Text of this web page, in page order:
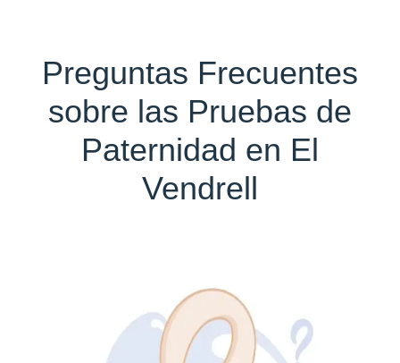
Preguntas Frecuentes
sobre las Pruebas de
Paternidad en El
Vendrell